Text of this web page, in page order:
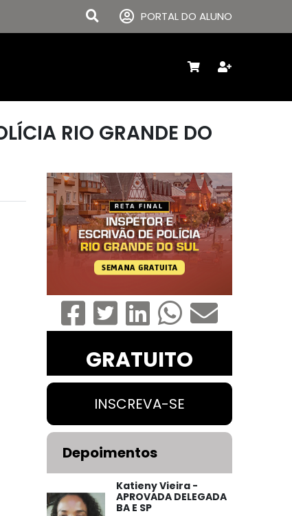
PORTAL DO ALUNO
RIO GRANDE DO
GRATUITO
INSCREVA-SE
Depoimentos
Katieny Vieira -
APROVADA DELEGADA
BA E SP